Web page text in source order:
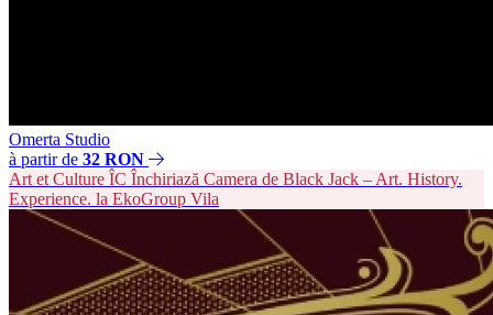
Omerta Studio
à partir de 32 RON
Art et Culture ÎC Închiriază Camera de Black Jack – Art. History.
Experience. la EkoGroup Vila